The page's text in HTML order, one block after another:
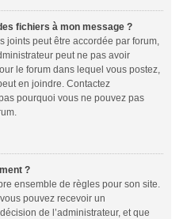
fichiers à mon message ?
joints peut être accordée par forum,
peut ne pas avoir
le forum dans lequel vous postez,
en joindre. Contactez
pourquoi vous ne pouvez pas
?
ensemble de règles pour son site.
pouvez recevoir un
de l’administrateur, et que